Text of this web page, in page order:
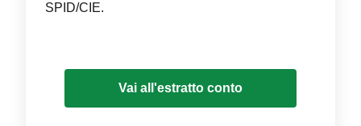
SPID/CIE.
Vai all'estratto conto